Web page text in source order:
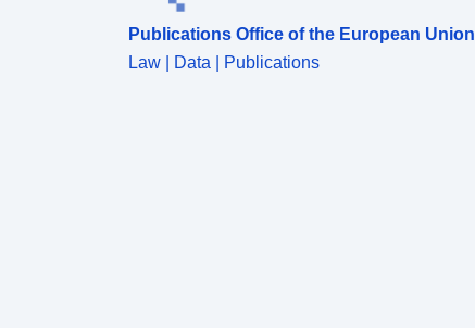
Publications Office of the European Union
Law | Data | Publications